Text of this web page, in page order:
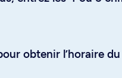
obtenir l’horaire